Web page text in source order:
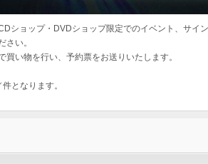
ショップ・DVDショップ限定でのイベント、サイ
さい。
買い物を行い、予約票をお送りいたします。
となります。